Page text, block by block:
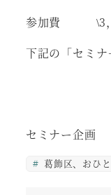
参加費 \3，
下記の「セミナ
セミナー企画
葛飾区、おひ